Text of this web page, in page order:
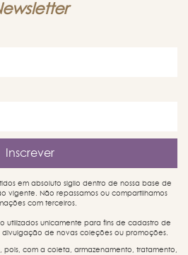
em absoluto sigilo dentro de nossa base de
vigente. Não repassamos ou compartilhamos
com terceiros.
utilizados unicamente para fins de cadastro de
de novas coleções ou promoções.
com a coleta, armazenamento, tratamento,